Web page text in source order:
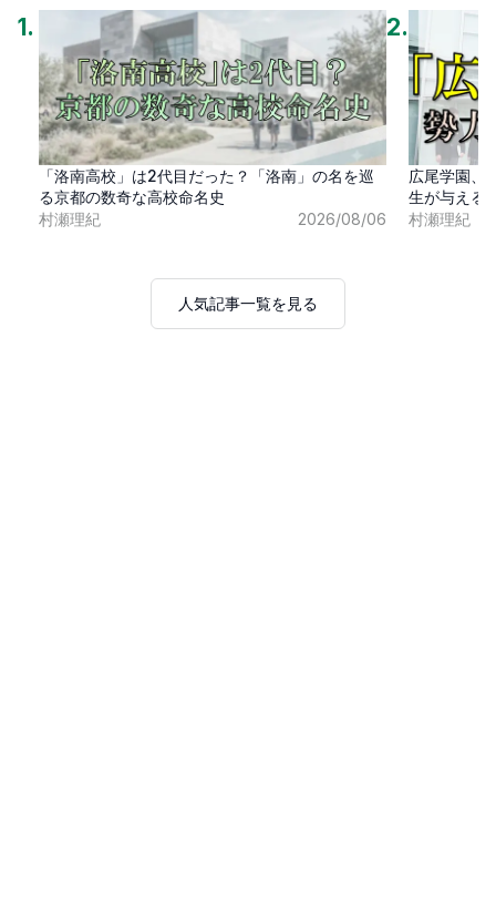
1 .
「洛南高校」は2代目だった？「洛南」の名を巡
る京都の数奇な高校命名史
村瀬理紀
2026/08/06
2.
広尾学園、
生が与える
村瀬理紀
人気記事一覧を見る